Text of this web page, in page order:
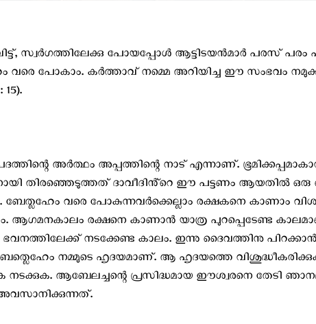
സ്വര്‍ഗത്തിലേക്കു പോയപ്പോള്‍ ആട്ടിടയന്‍മാര്‍ പരസ്‌
പോകാം. കര്‍ത്താവ്‌ നമ്മെ അറിയിച്ച ഈ സംഭവം
അർത്ഥം അപ്പത്തിന്റെ നാട് എന്നാണ്.
തിരഞ്ഞെടുത്തത് ദാവീദിൻ്റെ ഈ പട്ടണം ആയതിൽ ഒരു
വരെ പോകുന്നവർക്കെല്ലാം രക്ഷകനെ കാണാം
ആഗമനകാലം രക്ഷനെ കാണാൻ യാത്ര പുറപ്പെടേണ്ട
നടക്കേണ്ട കാലം. ഇന്നു ദൈവത്തിനു
നമ്മുടെ ഹൃദയമാണ്. ആ ഹൃദയത്തെ
നടക്കുക. ആബേലച്ചന്റെ പ്രസിദ്ധമായ ഈശ്വരനെ തേടി